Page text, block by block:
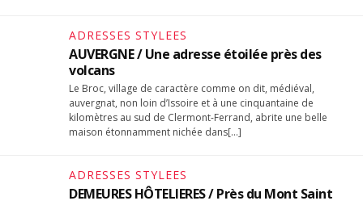
ADRESSES STYLEES
AUVERGNE / Une adresse étoilée près des
volcans
Le Broc, village de caractère comme on dit, médiéval,
auvergnat, non loin d’Issoire et à une cinquantaine de
kilomètres au sud de Clermont-Ferrand, abrite une belle
maison étonnamment nichée dans[…]
ADRESSES STYLEES
DEMEURES HÔTELIERES / Près du Mont Saint